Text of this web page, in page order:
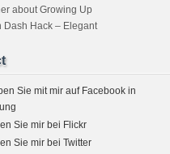
about Growing Up
Dash Hack – Elegant
Sie mit mir auf Facebook in
Sie mir bei Flickr
Sie mir bei Twitter